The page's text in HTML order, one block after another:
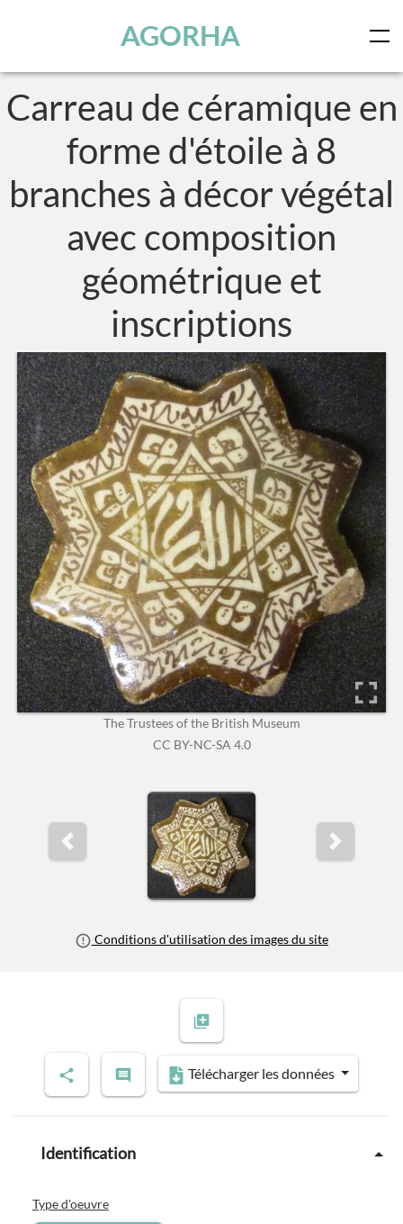
AGORHA
Carreau de céramique en
forme d'étoile à 8
branches à décor végétal
avec composition
géométrique et
inscriptions
The Trustees of the British Museum
CC BY-NC-SA 4.0
Previous slide Next slide
Conditions d'utilisation des images du site
Télécharger les données
Identification
Type d'oeuvre